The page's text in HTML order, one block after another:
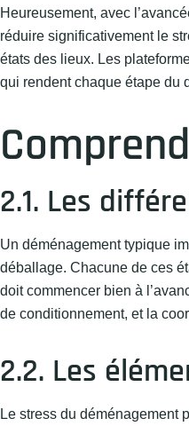
Heureusement, avec
réduire significativement le
états des lieux. Les
qui rendent chaque étape du
2.1. Les
Un déménagement typique
déballage. Chacune de ces
doit commencer bien à
de conditionnement, et la
2.2. Les
Le stress du déménagement